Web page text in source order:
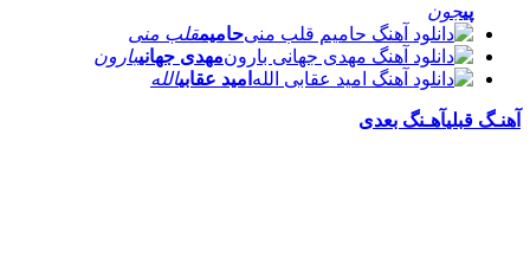
پیجون
حامیمقلب منی
مهدی جهانیبارون
امید عقابیالله
آهنـگ قبلیآهـنگ بعدی